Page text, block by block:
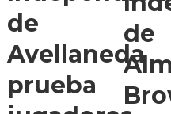
de
Avellaneda
prueba
de